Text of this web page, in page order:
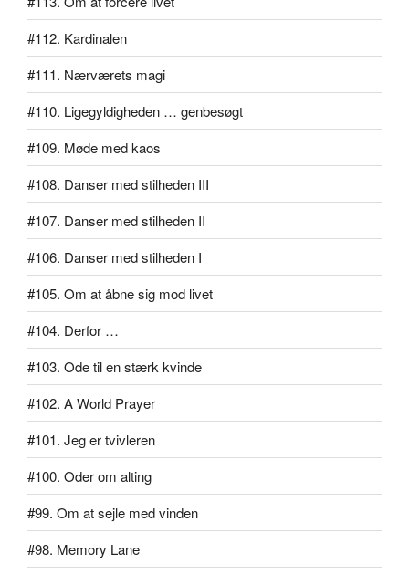
#112. Kardinalen
#111. Nærværets magi
#110. Ligegyldigheden … genbesøgt
#109. Møde med kaos
#108. Danser med stilheden III
#107. Danser med stilheden II
#106. Danser med stilheden I
#105. Om at åbne sig mod livet
#104. Derfor …
#103. Ode til en stærk kvinde
#102. A World Prayer
#101. Jeg er tvivleren
#100. Oder om alting
#99. Om at sejle med vinden
#98. Memory Lane